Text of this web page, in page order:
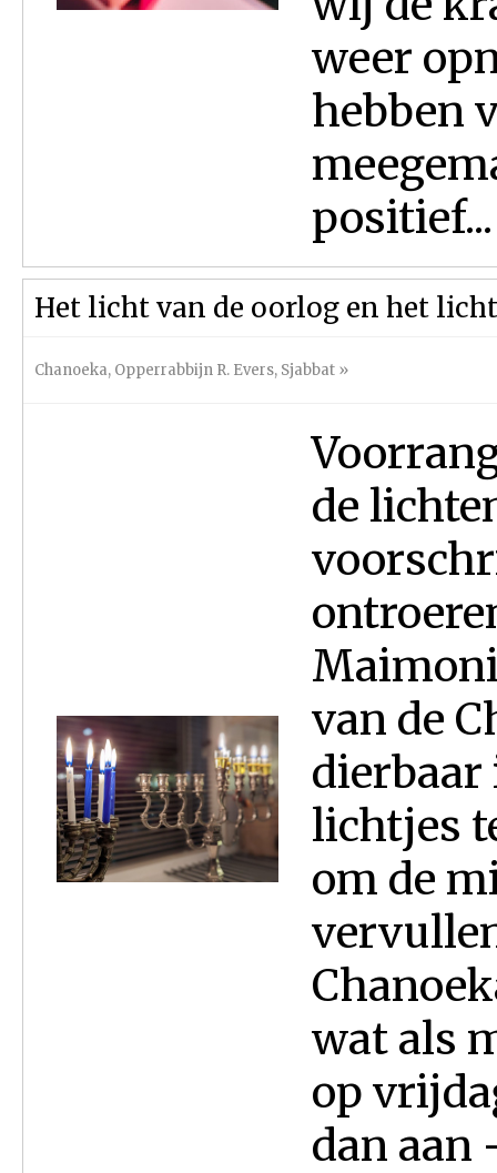
weer
hebben
positief...
Het licht van de oorlog en het
Chanoeka, Opperrabbijn R. Evers, Sjabbat »
de
van de
dierbaar
lichtjes
om de
wat als
op
dan aan